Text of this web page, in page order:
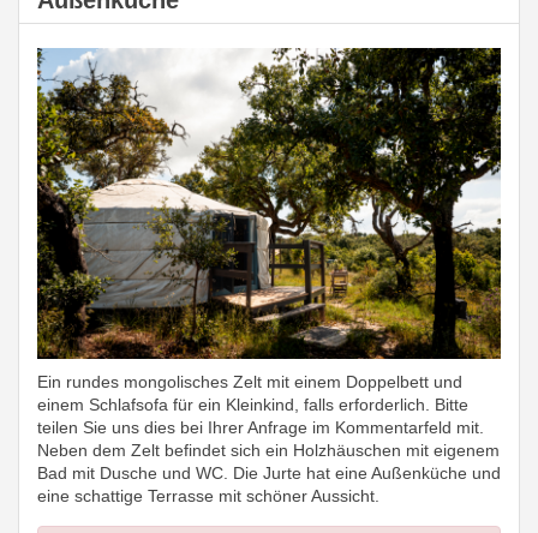
Ein rundes mongolisches Zelt mit einem Doppelbett und
einem Schlafsofa für ein Kleinkind, falls erforderlich. Bitte
teilen Sie uns dies bei Ihrer Anfrage im Kommentarfeld mit.
Neben dem Zelt befindet sich ein Holzhäuschen mit eigenem
Bad mit Dusche und WC. Die Jurte hat eine Außenküche und
eine schattige Terrasse mit schöner Aussicht.